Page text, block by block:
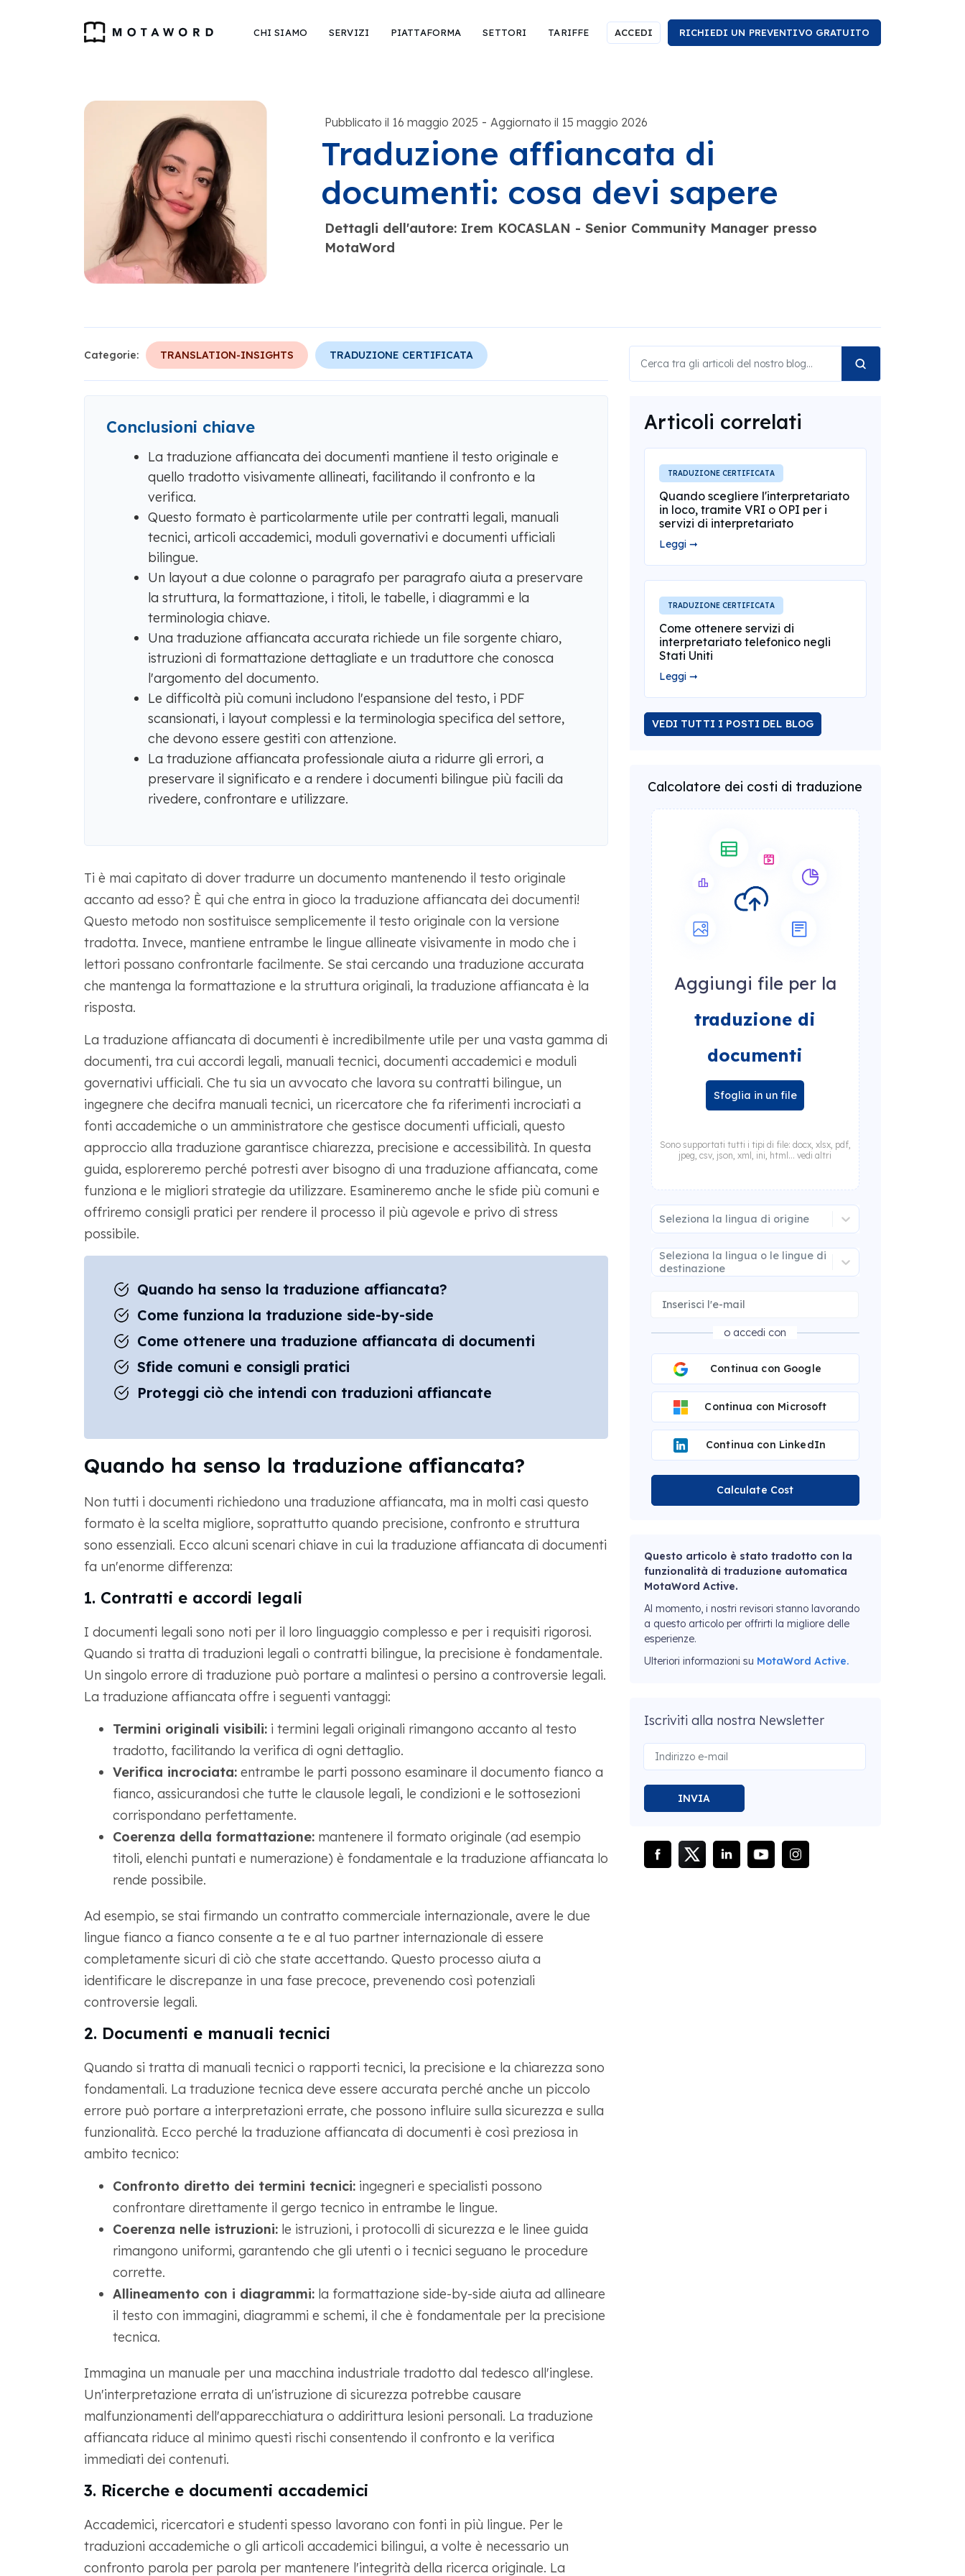
CHI SIAMO SERVIZI PIATTAFORMA SETTORI TARIFFE ACCEDI RICHIEDI UN PREVENTIVO GRATUITO
Pubblicato il 16 maggio 2025 - Aggiornato il 15 maggio 2026
Traduzione affiancata di
documenti: cosa devi sapere
Dettagli dell'autore: Irem KOCASLAN - Senior Community Manager presso
MotaWord
Categorie: TRANSLATION-INSIGHTS TRADUZIONE CERTIFICATA
Conclusioni chiave
La traduzione affiancata dei documenti mantiene il testo originale e
quello tradotto visivamente allineati, facilitando il confronto e la
verifica.
Questo formato è particolarmente utile per contratti legali, manuali
tecnici, articoli accademici, moduli governativi e documenti ufficiali
bilingue.
Un layout a due colonne o paragrafo per paragrafo aiuta a preservare
la struttura, la formattazione, i titoli, le tabelle, i diagrammi e la
terminologia chiave.
Una traduzione affiancata accurata richiede un file sorgente chiaro,
istruzioni di formattazione dettagliate e un traduttore che conosca
l'argomento del documento.
Le difficoltà più comuni includono l'espansione del testo, i PDF
scansionati, i layout complessi e la terminologia specifica del settore,
che devono essere gestiti con attenzione.
La traduzione affiancata professionale aiuta a ridurre gli errori, a
preservare il significato e a rendere i documenti bilingue più facili da
rivedere, confrontare e utilizzare.
Ti è mai capitato di dover tradurre un documento mantenendo il testo originale
accanto ad esso? È qui che entra in gioco la traduzione affiancata dei documenti!
Questo metodo non sostituisce semplicemente il testo originale con la versione
tradotta. Invece, mantiene entrambe le lingue allineate visivamente in modo che i
lettori possano confrontarle facilmente. Se stai cercando una traduzione accurata
che mantenga la formattazione e la struttura originali, la traduzione affiancata è la
risposta.
La traduzione affiancata di documenti è incredibilmente utile per una vasta gamma di
documenti, tra cui accordi legali, manuali tecnici, documenti accademici e moduli
governativi ufficiali. Che tu sia un avvocato che lavora su contratti bilingue, un
ingegnere che decifra manuali tecnici, un ricercatore che fa riferimenti incrociati a
fonti accademiche o un amministratore che gestisce documenti ufficiali, questo
approccio alla traduzione garantisce chiarezza, precisione e accessibilità. In questa
guida, esploreremo perché potresti aver bisogno di una traduzione affiancata, come
funziona e le migliori strategie da utilizzare. Esamineremo anche le sfide più comuni e
offriremo consigli pratici per rendere il processo il più agevole e privo di stress
possibile.
Quando ha senso la traduzione affiancata?
Come funziona la traduzione side-by-side
Come ottenere una traduzione affiancata di documenti
Sfide comuni e consigli pratici
Proteggi ciò che intendi con traduzioni affiancate
Quando ha senso la traduzione affiancata?
Non tutti i documenti richiedono una traduzione affiancata, ma in molti casi questo
formato è la scelta migliore, soprattutto quando precisione, confronto e struttura
sono essenziali. Ecco alcuni scenari chiave in cui la traduzione affiancata di documenti
fa un'enorme differenza:
1. Contratti e accordi legali
I documenti legali sono noti per il loro linguaggio complesso e per i requisiti rigorosi.
Quando si tratta di traduzioni legali o contratti bilingue, la precisione è fondamentale.
Un singolo errore di traduzione può portare a malintesi o persino a controversie legali.
La traduzione affiancata offre i seguenti vantaggi:
Termini originali visibili:i termini legali originali rimangono accanto al testo
tradotto, facilitando la verifica di ogni dettaglio.
Verifica incrociata:entrambe le parti possono esaminare il documento fianco a
fianco, assicurandosi che tutte le clausole legali, le condizioni e le sottosezioni
corrispondano perfettamente.
Coerenza della formattazione:mantenere il formato originale (ad esempio
titoli, elenchi puntati e numerazione) è fondamentale e la traduzione affiancata lo
rende possibile.
Ad esempio, se stai firmando un contratto commerciale internazionale, avere le due
lingue fianco a fianco consente a te e al tuo partner internazionale di essere
completamente sicuri di ciò che state accettando. Questo processo aiuta a
identificare le discrepanze in una fase precoce, prevenendo così potenziali
controversie legali.
2. Documenti e manuali tecnici
Quando si tratta di manuali tecnici o rapporti tecnici, la precisione e la chiarezza sono
fondamentali. La traduzione tecnica deve essere accurata perché anche un piccolo
errore può portare a interpretazioni errate, che possono influire sulla sicurezza e sulla
funzionalità. Ecco perché la traduzione affiancata di documenti è così preziosa in
ambito tecnico:
Confronto diretto dei termini tecnici:ingegneri e specialisti possono
confrontare direttamente il gergo tecnico in entrambe le lingue.
Coerenza nelle istruzioni:le istruzioni, i protocolli di sicurezza e le linee guida
rimangono uniformi, garantendo che gli utenti o i tecnici seguano le procedure
corrette.
Allineamento con i diagrammi:la formattazione side-by-side aiuta ad allineare
il testo con immagini, diagrammi e schemi, il che è fondamentale per la precisione
tecnica.
Immagina un manuale per una macchina industriale tradotto dal tedesco all'inglese.
Un'interpretazione errata di un'istruzione di sicurezza potrebbe causare
malfunzionamenti dell'apparecchiatura o addirittura lesioni personali. La traduzione
affiancata riduce al minimo questi rischi consentendo il confronto e la verifica
immediati dei contenuti.
3. Ricerche e documenti accademici
Accademici, ricercatori e studenti spesso lavorano con fonti in più lingue. Per le
traduzioni accademiche o gli articoli accademici bilingui, a volte è necessario un
confronto parola per parola per mantenere l'integrità della ricerca originale. La
Articoli correlati
TRADUZIONE CERTIFICATA
Quando scegliere l'interpretariato
in loco, tramite VRI o OPI per i
servizi di interpretariato
Leggi ➞
TRADUZIONE CERTIFICATA
Come ottenere servizi di
interpretariato telefonico negli
Stati Uniti
Leggi ➞
VEDI TUTTI I POSTI DEL BLOG
Calcolatore dei costi di traduzione
Aggiungi file per la
traduzione di
documenti
Sfoglia in un file
Sono supportati tutti i tipi di file: docx, xlsx, pdf,
jpeg, csv, json, xml, ini, html... vedi altri
Seleziona la lingua di origine
Seleziona la lingua o le lingue di
destinazione
o accedi con
Continua con Google
Continua con Microsoft
Continua con LinkedIn
Calculate Cost
Questo articolo è stato tradotto con la
funzionalità di traduzione automatica
MotaWord Active.
Al momento, i nostri revisori stanno lavorando
a questo articolo per offrirti la migliore delle
esperienze.
Ulteriori informazioni su MotaWord Active.
Iscriviti alla nostra Newsletter
INVIA